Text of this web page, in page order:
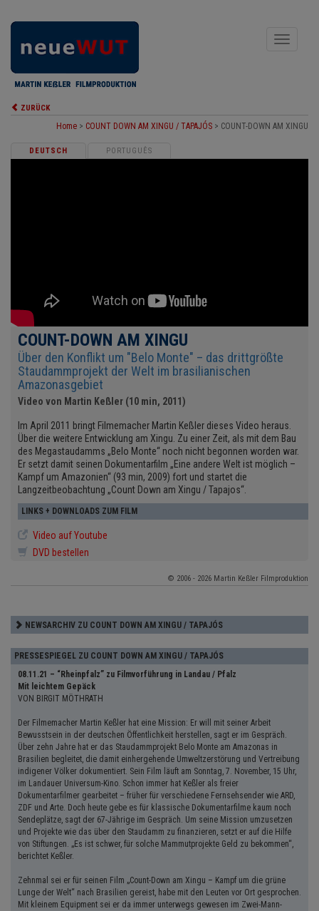
Toggle
ZURÜCK
Home > COUNT DOWN AM XINGU / TAPAJÓS > COUNT-DOWN AM XINGU
DEUTSCH PORTUGUÊS
COUNT-DOWN AM XINGU
Über den Konflikt um "Belo Monte" – das drittgrößte
Staudammprojekt der Welt im brasilianischen
Amazonasgebiet
Video von Martin Keßler (10 min, 2011)
Im April 2011 bringt Filmemacher Martin Keßler dieses Video heraus.
Über die weitere Entwicklung am Xingu. Zu einer Zeit, als mit dem Bau
des Megastaudamms „Belo Monte“ noch nicht begonnen worden war.
Er setzt damit seinen Dokumentarfilm „Eine andere Welt ist möglich –
Kampf um Amazonien“ (93 min, 2009) fort und startet die
Langzeitbeobachtung „Count Down am Xingu / Tapajos“.
LINKS + DOWNLOADS ZUM FILM
Video auf Youtube
DVD bestellen
© 2006 - 2026 Martin Keßler Filmproduktion
NEWSARCHIV ZU COUNT DOWN AM XINGU / TAPAJÓS
PRESSESPIEGEL ZU COUNT DOWN AM XINGU / TAPAJÓS
08.11.21 – “Rheinpfalz” zu Filmvorführung in Landau / Pfalz
Mit leichtem Gepäck
VON BIRGIT MÖTHRATH
Der Filmemacher Martin Keßler hat eine Mission: Er will mit seiner Arbeit
Bewusstsein in der deutschen Öffentlichkeit herstellen, sagt er im Gespräch.
Über zehn Jahre hat er das Staudammprojekt Belo Monte am Amazonas in
Brasilien begleitet, die damit einhergehende Umweltzerstörung und Vertreibung
indigener Völker dokumentiert. Sein Film läuft am Sonntag, 7. November, 15 Uhr,
im Landauer Universum-Kino. Schon immer hat Keßler als freier
Dokumentarfilmer gearbeitet – früher für verschiedene Fernsehsender wie ARD,
ZDF und Arte. Doch heute gebe es für klassische Dokumentarfilme kaum noch
Sendeplätze, sagt der 67-Jährige im Gespräch. Um seine Mission umzusetzen
und Projekte wie das über den Staudamm zu finanzieren, setzt er auf die Hilfe
von Stiftungen. „Es ist schwer, für solche Mammutprojekte Geld zu bekommen“,
berichtet Keßler.
Zehnmal sei er für seinen Film „Count-Down am Xingu – Kampf um die grüne
Lunge der Welt“ nach Brasilien gereist, habe mit den Leuten vor Ort gesprochen.
Mit kleinem Equipment sei er da immer unterwegs gewesen im Zwei-Mann-